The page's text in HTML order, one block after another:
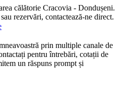
călătorie Cracovia - Dondușeni.
rezervări, contactează-ne direct.
prin multiple canale de
pentru întrebări, cotații de
un răspuns prompt și